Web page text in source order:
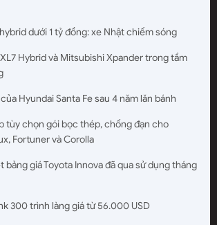
dưới 1 tỷ đồng: xe Nhật chiếm sóng
Hybrid và Mitsubishi Xpander trong tầm
Hyundai Santa Fe sau 4 năm lăn bánh
tùy chọn gói bọc thép, chống đạn cho
Fortuner và Corolla
bảng giá Toyota Innova đã qua sử dụng tháng
300 trình làng giá từ 56.000 USD